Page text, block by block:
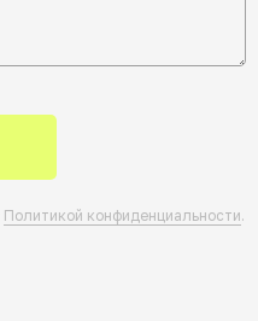
Политикой конфиденциальности.